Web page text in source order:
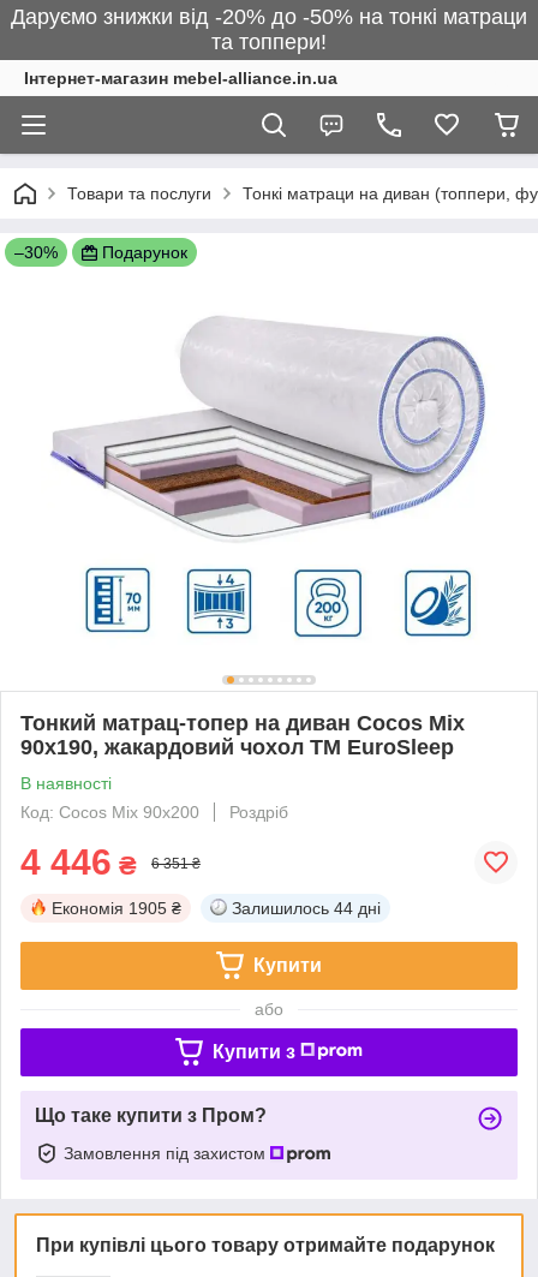
Даруємо знижки від -20% до -50% на тонкі матраци
та топпери!
Інтернет-магазин mebel-alliance.in.ua
Товари та послуги Тонкі матраци на диван (топпери,
–30% Подарунок
Тонкий матрац-топер на диван Cocos Mix
90x190, жакардовий чохол ТМ EuroSleep
В наявності
Код: Cocos Mix 90x200
Роздріб
4 446 ₴ 6 351 ₴
Економія 1905 ₴ Залишилось 44 дні
Купити
або
Купити з
Що таке купити з Пром?
Замовлення під захистом
При купівлі цього товару отримайте подарунок